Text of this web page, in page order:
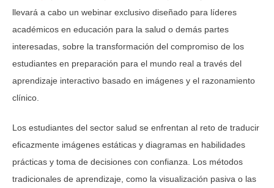
llevará a cabo un webinar exclusivo diseñado para líderes
académicos en educación para la salud o demás partes
interesadas, sobre la transformación del compromiso de los
estudiantes en preparación para el mundo real a través del
aprendizaje interactivo basado en imágenes y el razonamiento
clínico.
Los estudiantes del sector salud se enfrentan al reto de traducir
eficazmente imágenes estáticas y diagramas en habilidades
prácticas y toma de decisiones con confianza. Los métodos
tradicionales de aprendizaje, como la visualización pasiva o las